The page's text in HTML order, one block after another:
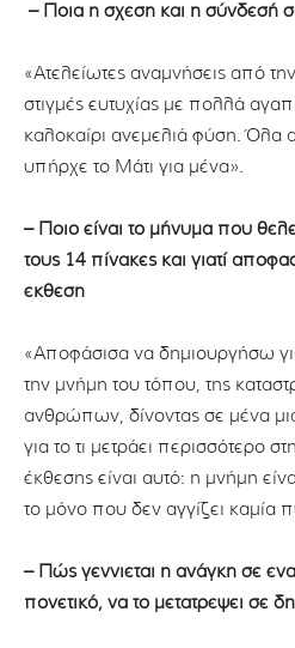
– Ποια η σχέση και η σύνδεσή
«Ατελείωτες αναμνήσεις από
στιγμές ευτυχίας με πολλά
καλοκαίρι ανεμελιά φύση. Όλα
υπήρχε το Μάτι για μένα».
– Ποιο είναι το μήνυμα που
τους 14 πίνακες και γιατί
έκθεση
«Αποφάσισα να δημιουργήσω
την μνήμη του τόπου, της
ανθρώπων, δίνοντας σε μένα
για το τι μετράει περισσότερο
έκθεσης είναι αυτό: η μνήμη
το μόνο που δεν αγγίζει καμία
– Πώς γεννιέται η ανάγκη σε
πονετικό, να το μετατρέψει σε